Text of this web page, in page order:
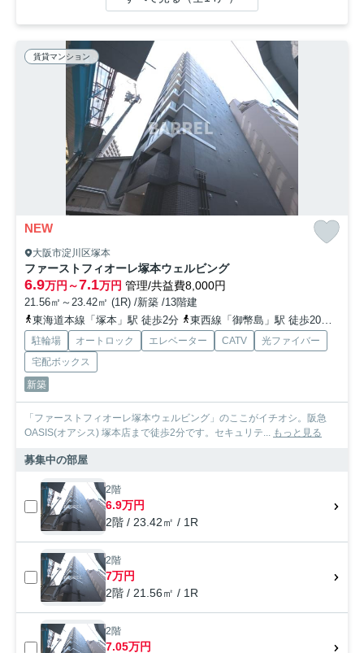
賃貸マンション
NEW
大阪市淀川区塚本
ファーストフィオーレ塚本ウェルビング
6.9万円～7.1万円 管理/共益費8,000円
21.56㎡～23.42㎡ (1R) /新築 /13階建
東海道本線「塚本」駅 徒歩2分
東西線「御幣島」駅 徒歩20分
駐輪場 オートロック エレベーター CATV
光ファイバー
宅配ボックス
新築
「ファーストフィオーレ塚本ウェルビング」のここがイチオシ。阪急
OASIS(オアシス) 塚本店まで徒歩2分です。セキュリテ... もっと見る
募集中の部屋
2階
6.9万円
2階 / 23.42㎡ / 1R
2階
7万円
2階 / 21.56㎡ / 1R
2階
7.05万円